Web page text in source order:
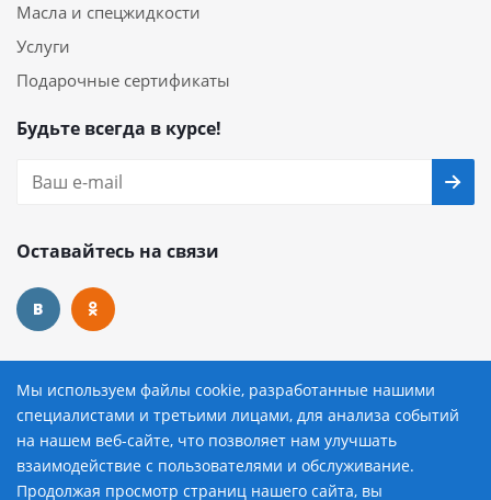
Масла и спецжидкости
Услуги
Подарочные сертификаты
Будьте всегда в курсе!
Оставайтесь на связи
Наши контакты
8 (800) 222-72-84
avtopilot@avtopilot-ekat.ru
Мы используем файлы cookie, разработанные нашими
специалистами и третьими лицами, для анализа событий
на нашем веб-сайте, что позволяет нам улучшать
взаимодействие с пользователями и обслуживание.
Продолжая просмотр страниц нашего сайта, вы